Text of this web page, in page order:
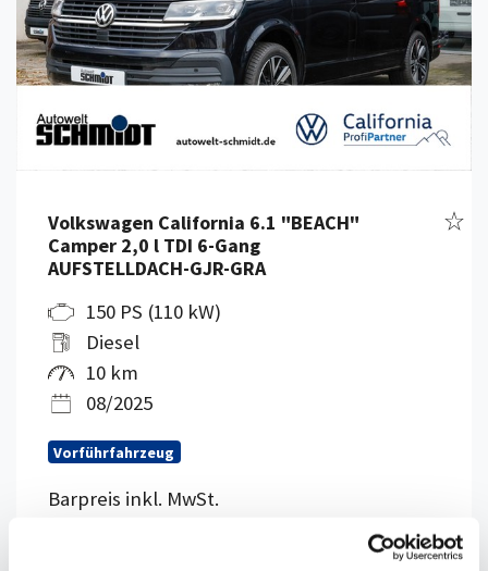
Volkswagen California 6.1 "BEACH"
Camper 2,0 l TDI 6-Gang
AUFSTELLDACH-GJR-GRA
150 PS (110 kW)
Diesel
10 km
08/2025
Vorführfahrzeug
Barpreis inkl. MwSt.